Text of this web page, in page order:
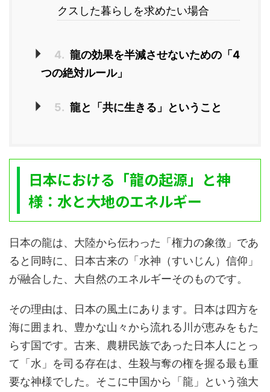
クスした暮らしを求めたい場合
4. 龍の効果を半減させないための「4
つの絶対ルール」
5. 龍と「共に生きる」ということ
日本における「龍の起源」と神
様：水と大地のエネルギー
日本の龍は、大陸から伝わった「権力の象徴」であ
ると同時に、日本古来の「水神（すいじん）信仰」
が融合した、大自然のエネルギーそのものです。
その理由は、日本の風土にあります。日本は四方を
海に囲まれ、豊かな山々から流れる川が恵みをもた
らす国です。古来、農耕民族であった日本人にとっ
て「水」を司る存在は、生殺与奪の権を握る最も重
要な神様でした。そこに中国から「龍」という強大